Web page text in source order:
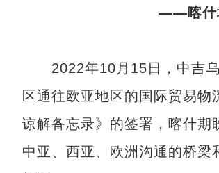
——喀什
2022年10月15日，中吉乌
区通往欧亚地区的国际贸易
谅解备忘录》的签署，喀什期
中亚、西亚、欧洲沟通的桥